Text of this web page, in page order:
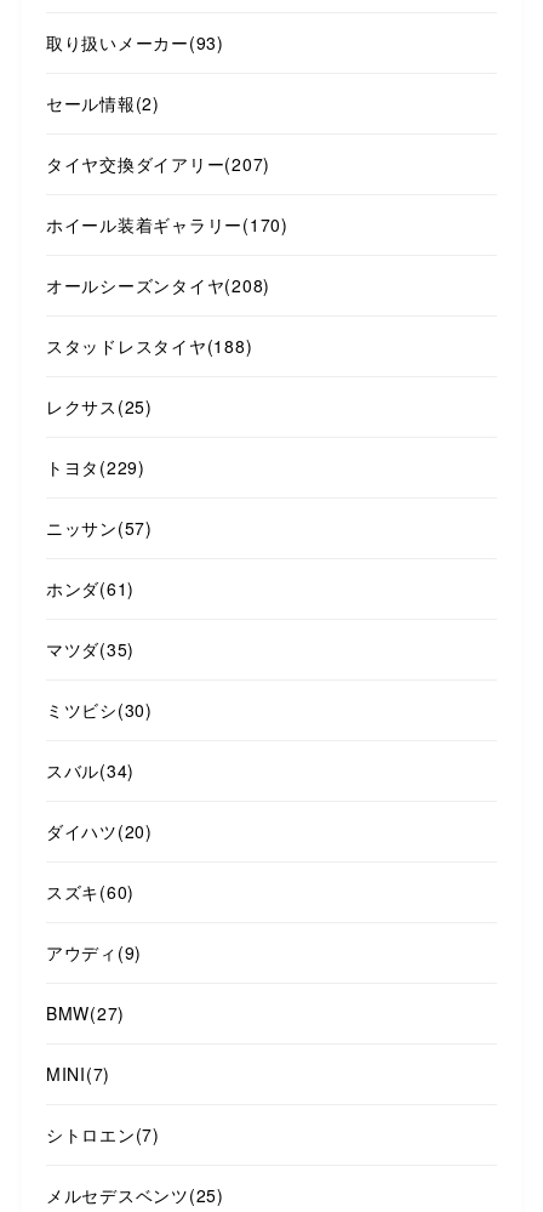
取り扱いメーカー(93)
セール情報(2)
タイヤ交換ダイアリー(207)
ホイール装着ギャラリー(170)
オールシーズンタイヤ(208)
スタッドレスタイヤ(188)
レクサス (25)
トヨタ (229)
ニッサン(57)
ホンダ(61)
マツダ(35)
ミツビシ(30)
スバル(34)
ダイハツ(20)
スズキ(60)
アウディ (9)
BMW(27)
MINI(7)
シトロエン(7)
メルセデスベンツ(25)